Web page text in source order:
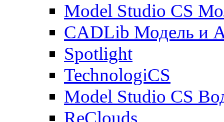
Model Studio CS
CADLib Модель и
Spotlight
TechnologiCS
Model Studio CS
ReClouds